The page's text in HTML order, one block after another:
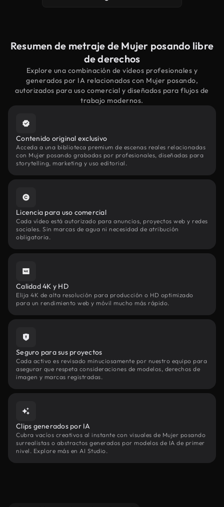
Resumen de metraje de Mujer posando libre
de derechos
Explore una combinación de vídeos profesionales y
generados por IA relacionados con Mujer posando,
autorizados para uso comercial y diseñados para flujos de
trabajo modernos.
Contenido original exclusivo
Acceda a una biblioteca premium de escenas reales relacionadas
con Mujer posando grabadas por profesionales, diseñadas para
storytelling, marketing y uso editorial.
Licencia para uso comercial
Cada vídeo está autorizado para anuncios, proyectos web y redes
sociales. Sin marcas de agua ni necesidad de atribución
obligatoria.
Calidad 4K y HD
Elija 4K de alta resolución para producción o HD optimizado
para un rendimiento web y móvil mucho más rápido.
Seguro para sus proyectos
Cada activo es revisado minuciosamente por nuestro equipo para
asegurar que respeta consideraciones de modelos, derechos de
imagen y marcas registradas.
Clips generados por IA
Cubra vacíos creativos al instante con visuales de Mujer posando
surrealistas o abstractos generados por modelos de IA de primer
nivel. Explore más en AI Studio.